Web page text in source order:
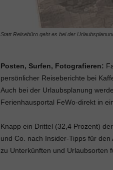
Statt Reisebüro geht es bei der
Posten, Surfen, Fotografieren:
persönlicher Reiseberichte bei
Auch bei der Urlaubsplanung
Ferienhausportal FeWo-direkt in
Knapp ein Drittel (32,4 Prozent)
und Co. nach Insider-Tipps für
zu Unterkünften und Urlaubsorten